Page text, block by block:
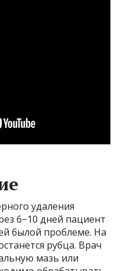
удаления
6−10 дней пациент
былой проблеме. На
рубца. Врач
мазь или